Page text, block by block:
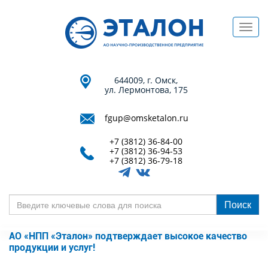
644009, г. Омск,
ул. Лермонтова, 175
fgup@omsketalon.ru
+7 (3812) 36-84-00
+7 (3812) 36-94-53
+7 (3812) 36-79-18
ключевые
слова
Поиск
АО «НПП «Эталон» подтверждает высокое качество
продукции и услуг!